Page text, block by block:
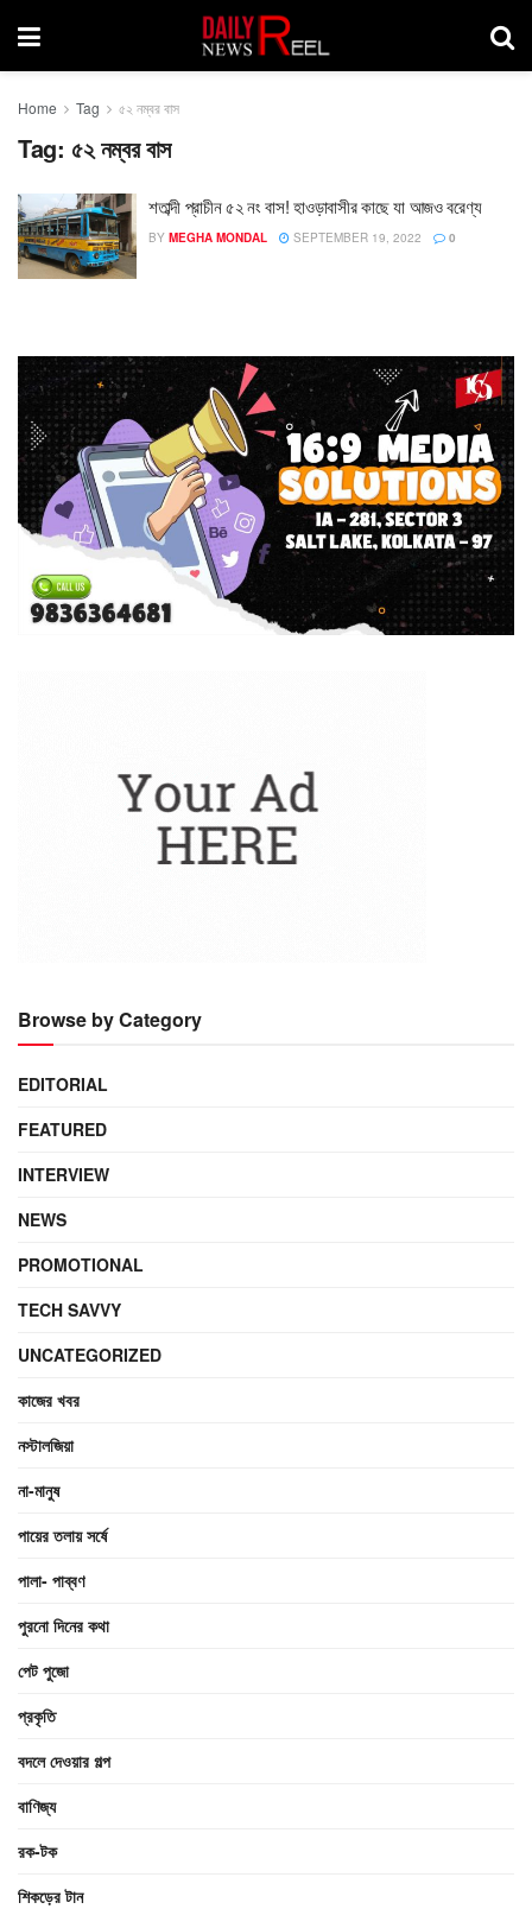
Home Tag ৫২ নম্বর বাস
Tag: ৫২ নম্বর বাস
শতাব্দী প্রাচীন ৫২ নং বাস! হাওড়াবাসীর কাছে যা আজও বরেণ্য
BY MEGHA MONDAL SEPTEMBER 19, 2022 0
Browse by Category
EDITORIAL
FEATURED
INTERVIEW
NEWS
PROMOTIONAL
TECH SAVVY
UNCATEGORIZED
কাজের খবর
নস্টালজিয়া
না-মানুষ
পায়ের তলায় সর্ষে
পালা- পাব্বণ
পুরনো দিনের কথা
পেট পুজো
প্রকৃতি
বদলে দেওয়ার গল্প
বাণিজ্য
রক-টক
শিকড়ের টান